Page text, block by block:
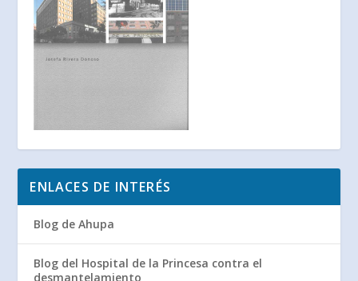
ENLACES DE INTERÉS
Blog de Ahupa
Blog del Hospital de la Princesa contra el
desmantelamiento